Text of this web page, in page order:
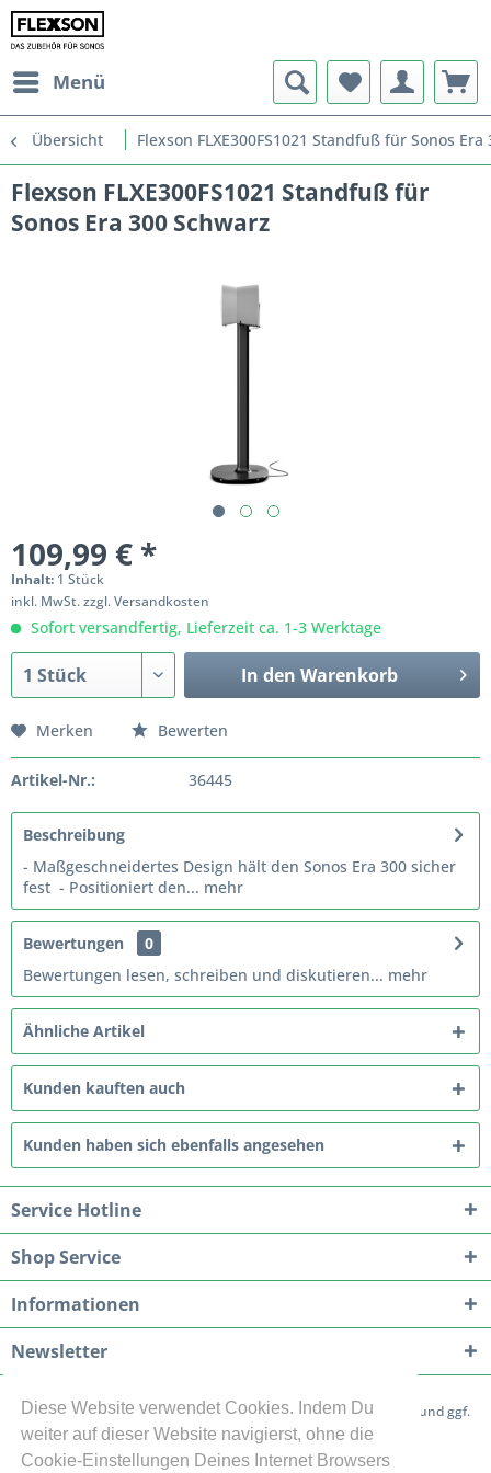
Diese Website verwendet Cookies. Indem Du
weiter auf dieser Website navigierst, ohne die
Cookie-Einstellungen Deines Internet Browsers
Menü
Übersicht Flexson FLXE300FS1021 Standfuß für Sonos Era
Flexson FLXE300FS1021 Standfuß für
Sonos Era 300 Schwarz
109,99 € *
Inhalt: 1 Stück
inkl. MwSt.zzgl. Versandkosten
Sofort versandfertig, Lieferzeit ca. 1-3 Werktage
In den Warenkorb
Merken Bewerten
Artikel-Nr.: 36445
Beschreibung
- Maßgeschneidertes Design hält den Sonos Era 300 sicher
fest - Positioniert den... mehr
Bewertungen
0
Bewertungen lesen, schreiben und diskutieren... mehr
Ähnliche Artikel
Kunden kauften auch
Kunden haben sich ebenfalls angesehen
Service Hotline
Shop Service
Informationen
Newsletter
* Alle Preise inkl. gesetzl. Mehrwertsteuer zzgl.Versandkosten
und ggf.
Nachnahmegebühren, wenn nicht anders beschrieben